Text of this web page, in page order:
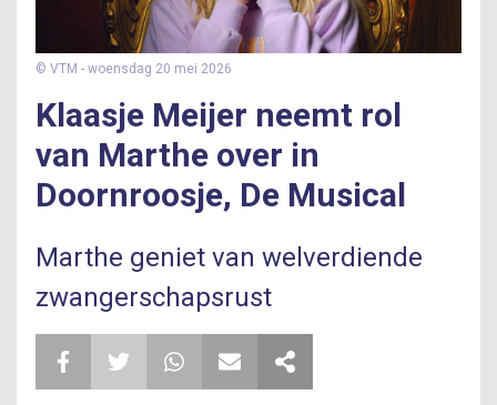
© VTM - woensdag 20 mei 2026
​Klaasje Meijer neemt rol
van Marthe over in
Doornroosje, De Musical
Marthe geniet van welverdiende
zwangerschapsrust